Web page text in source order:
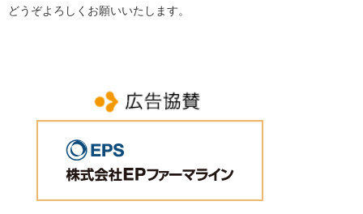
どうぞよろしくお願いいたします。